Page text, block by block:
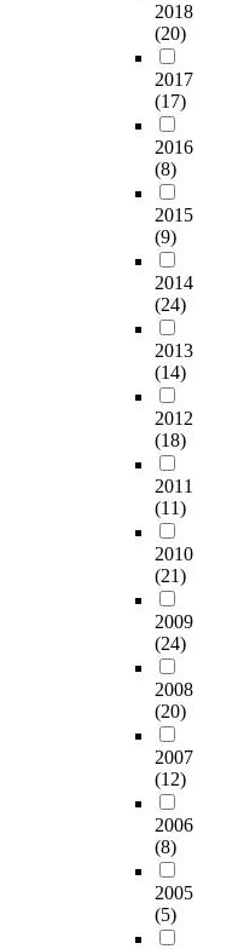
2018
(20)
2017
(17)
2016
(8)
2015
(9)
2014
(24)
2013
(14)
2012
(18)
2011
(11)
2010
(21)
2009
(24)
2008
(20)
2007
(12)
2006
(8)
2005
(5)